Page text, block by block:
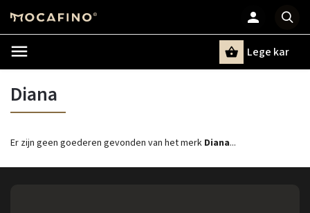
Lege kar
Diana
Er zijn geen goederen gevonden van het merk Diana...